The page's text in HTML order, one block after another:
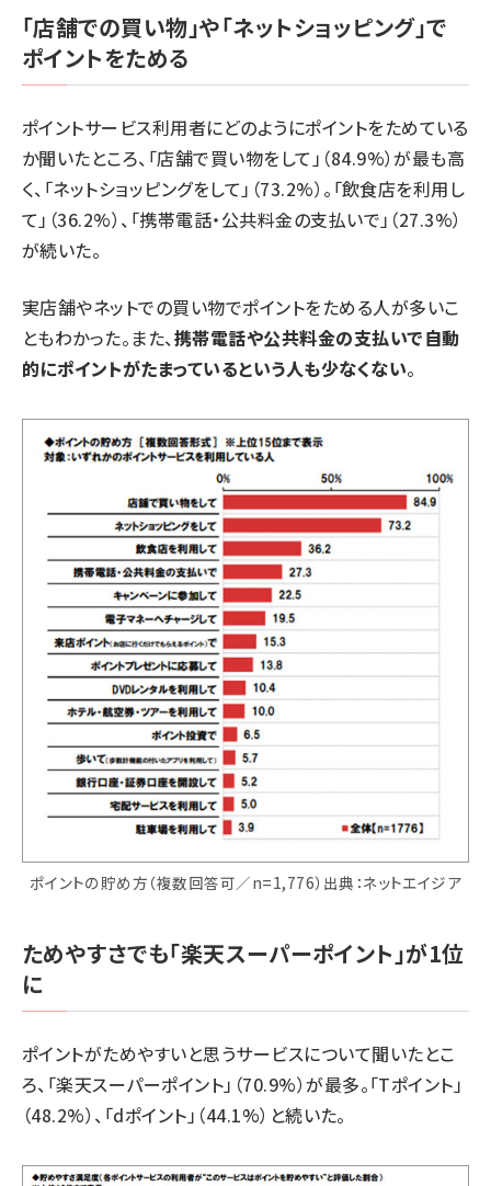
「店舗での買い物」や「ネットショッピング」で
ポイントをためる
ポイントサービス利用者にどのようにポイントをためている
か聞いたところ、「店舗で買い物をして」（84.9%）が最も高
く、「ネットショッピングをして」（73.2%）。「飲食店を利用し
て」（36.2%）、「携帯電話・公共料金の支払いで」（27.3%）
が続いた。
実店舗やネットでの買い物でポイントをためる人が多いこ
ともわかった。また、携帯電話や公共料金の支払いで自動
的にポイントがたまっているという人も少なくない。
ポイントの貯め方（複数回答可／n=1,776）出典：ネットエイジア
ためやすさでも「楽天スーパーポイント」が1位
に
ポイントがためやすいと思うサービスについて聞いたとこ
ろ、「楽天スーパーポイント」（70.9%）が最多。「Tポイント」
（48.2%）、「dポイント」（44.1%）と続いた。